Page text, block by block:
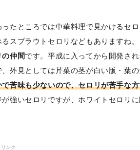
ったところでは中華料理で見かけるセ
スプラウトセロリなどもありますね。
の仲間です。平成に入ってから開発さ
、外見としては芹菜の茎が白い版・葉
で苦味も少ないので、セロリが苦手な
が強いセロリですが、ホワイトセロリ
リンク